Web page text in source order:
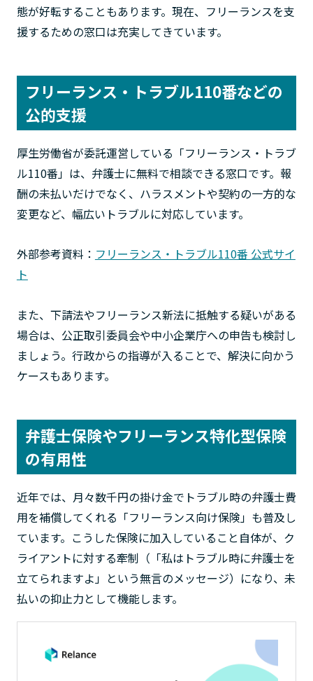
態が好転することもあります。現在、フリーランスを支
援するための窓口は充実してきています。
フリーランス・トラブル110番などの
公的支援
厚生労働省が委託運営している「フリーランス・トラブ
ル110番」は、弁護士に無料で相談できる窓口です。報
酬の未払いだけでなく、ハラスメントや契約の一方的な
変更など、幅広いトラブルに対応しています。
外部参考資料： フリーランス・トラブル110番 公式サイ
ト
また、下請法やフリーランス新法に抵触する疑いがある
場合は、公正取引委員会や中小企業庁への申告も検討し
ましょう。行政からの指導が入ることで、解決に向かう
ケースもあります。
弁護士保険やフリーランス特化型保険
の有用性
近年では、月々数千円の掛け金でトラブル時の弁護士費
用を補償してくれる「フリーランス向け保険」も普及し
ています。こうした保険に加入していること自体が、ク
ライアントに対する牽制（「私はトラブル時に弁護士を
立てられますよ」という無言のメッセージ）になり、未
払いの抑止力として機能します。